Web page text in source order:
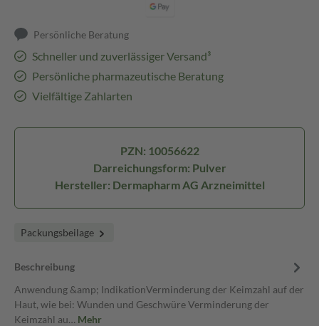
Persönliche Beratung
Schneller und zuverlässiger Versand³
Persönliche pharmazeutische Beratung
Vielfältige Zahlarten
PZN: 10056622
Darreichungsform: Pulver
Hersteller: Dermapharm AG Arzneimittel
Packungsbeilage
Beschreibung
Anwendung &amp; IndikationVerminderung der Keimzahl auf der
Haut, wie bei: Wunden und Geschwüre Verminderung der
Keimzahl au… Mehr